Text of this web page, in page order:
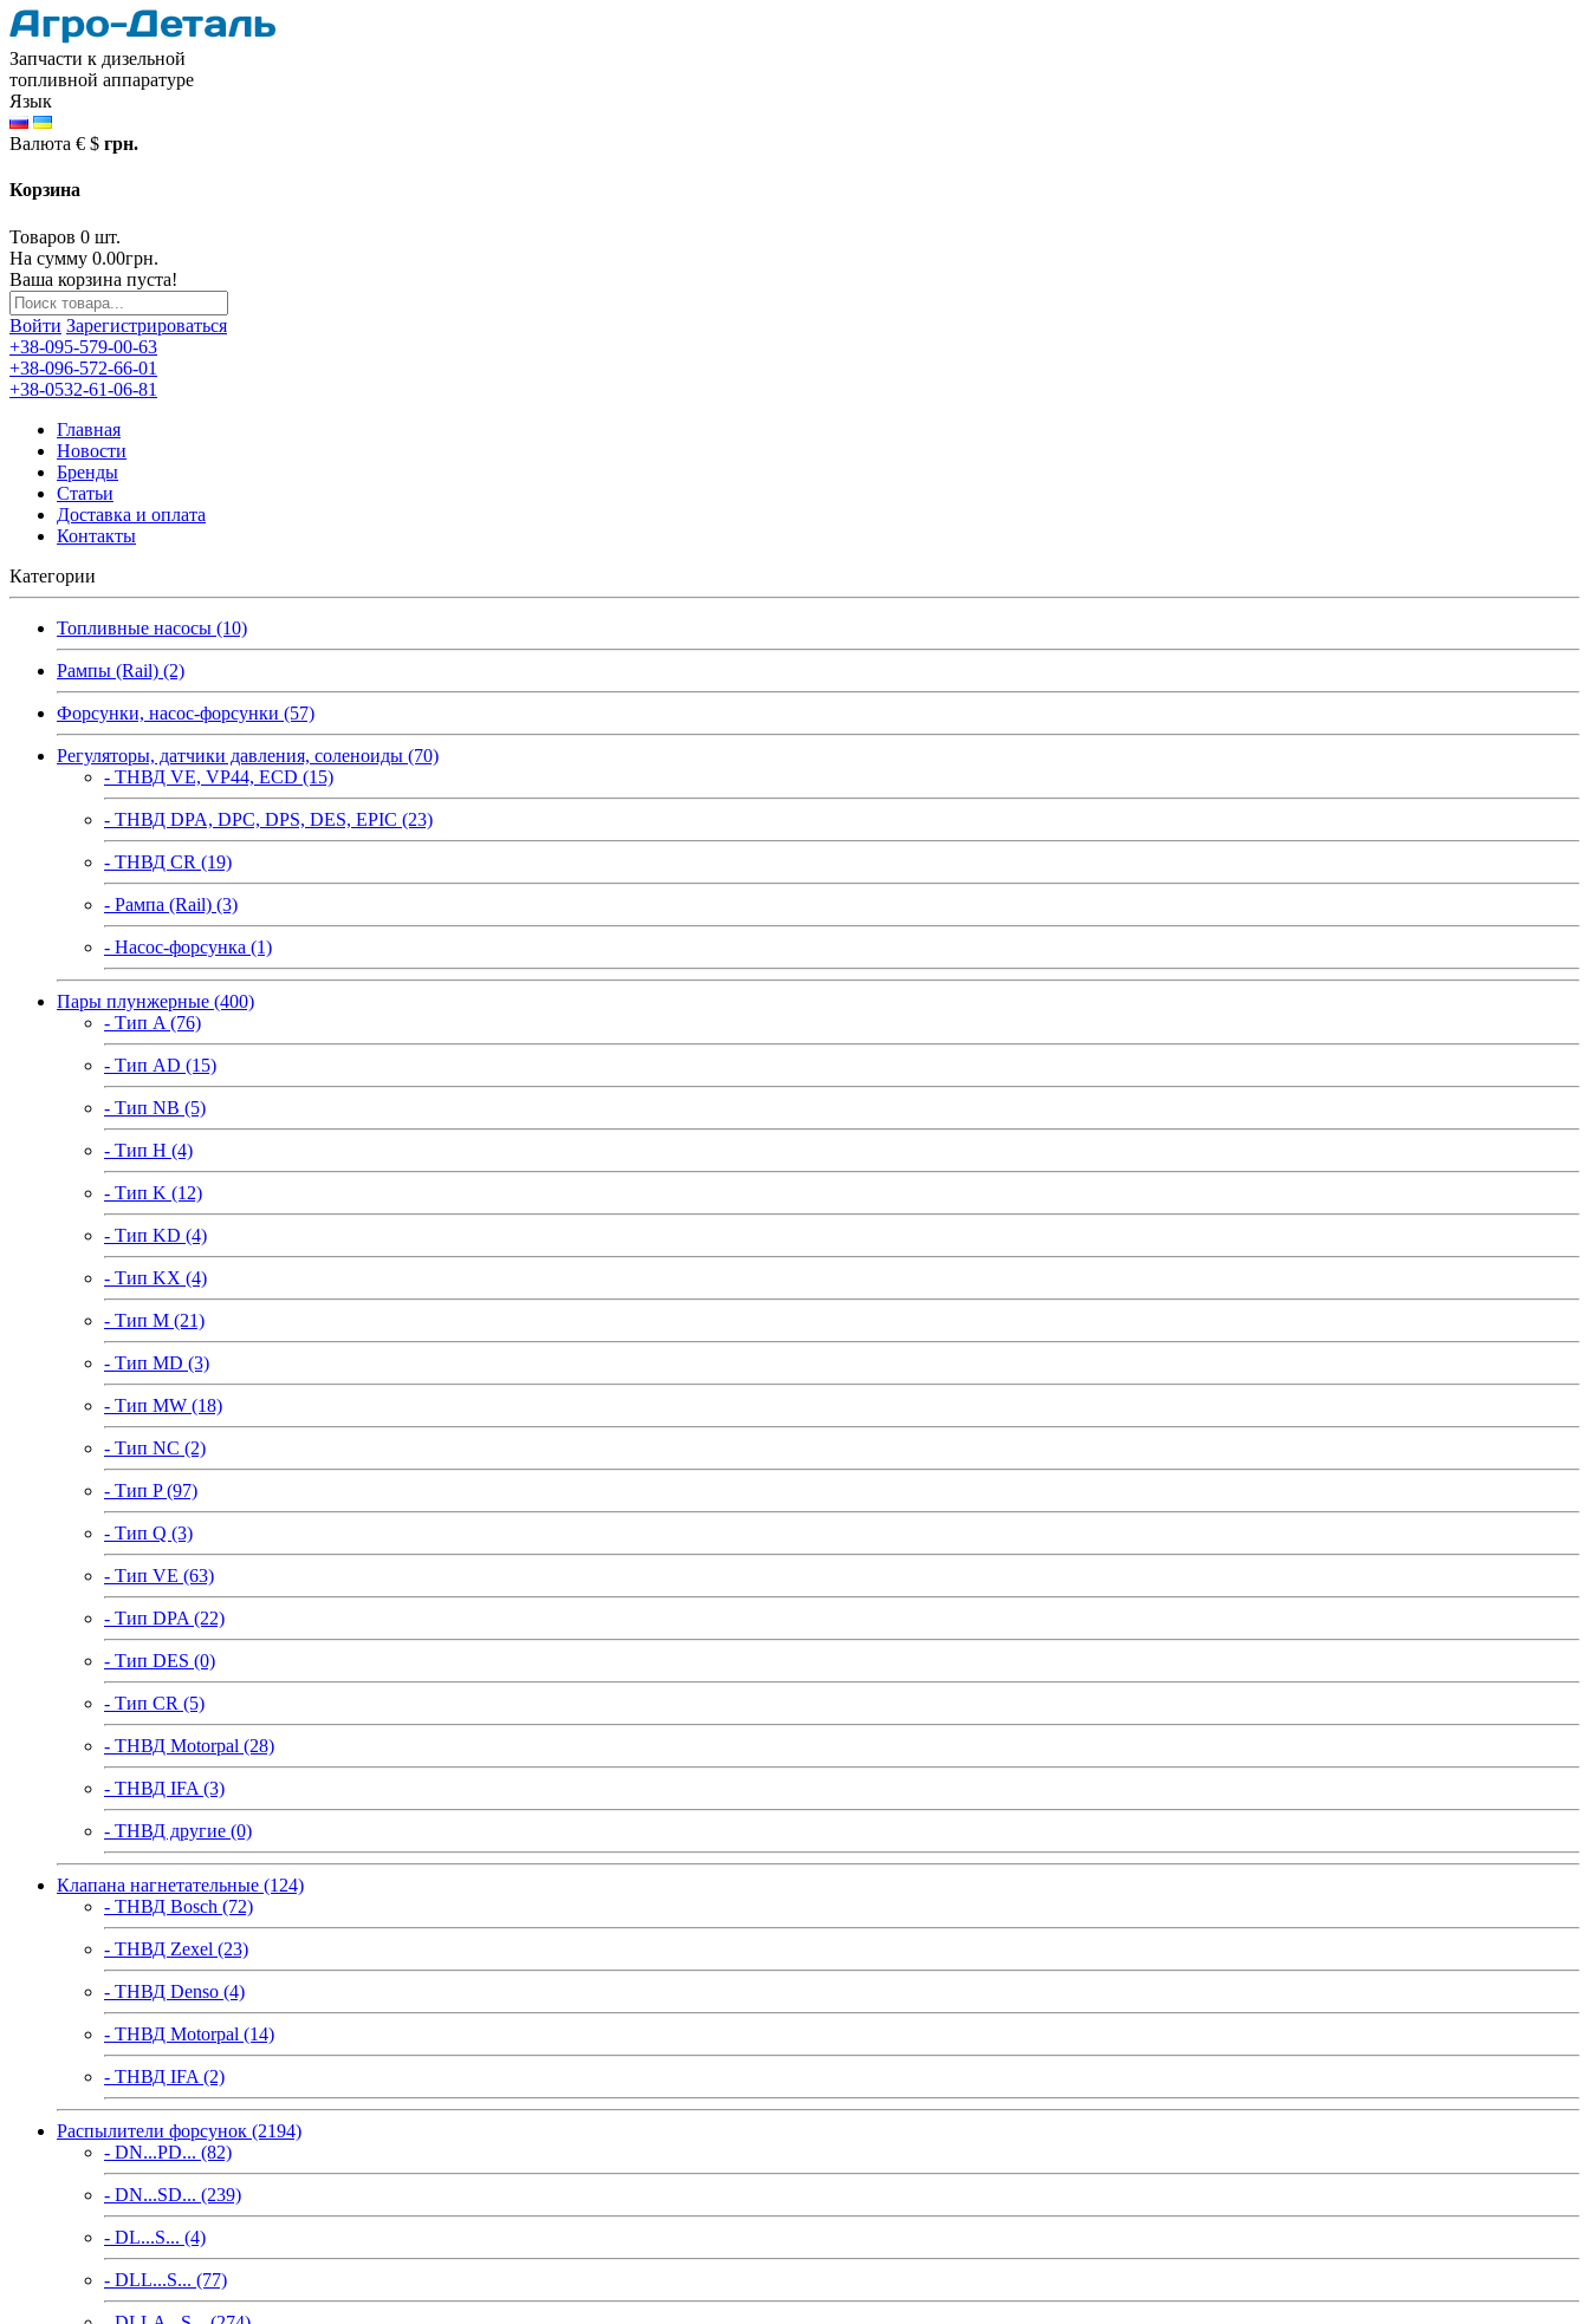
Запчасти к дизельной
топливной аппаратуре
Язык
Валюта € $ грн.
Корзина
Товаров 0 шт.
На сумму 0.00грн.
Ваша корзина пуста!
Войти Зарегистрироваться
+38-095-579-00-63
+38-096-572-66-01
+38-0532-61-06-81
Главная
Новости
Бренды
Статьи
Доставка и оплата
Контакты
Категории
Топливные насосы (10)
Рампы (Rail) (2)
Форсунки, насос-форсунки (57)
Регуляторы, датчики давления, соленоиды (70)
- ТНВД VE, VP44, ECD (15)
- ТНВД DPA, DPC, DPS, DES, EPIC (23)
- ТНВД CR (19)
- Рампа (Rail) (3)
- Насос-форсунка (1)
Пары плунжерные (400)
- Тип A (76)
- Тип AD (15)
- Тип NB (5)
- Тип H (4)
- Тип K (12)
- Тип KD (4)
- Тип KX (4)
- Тип M (21)
- Тип MD (3)
- Тип MW (18)
- Тип NC (2)
- Тип P (97)
- Тип Q (3)
- Тип VE (63)
- Тип DPA (22)
- Тип DES (0)
- Тип CR (5)
- ТНВД Motorpal (28)
- ТНВД IFA (3)
- ТНВД другие (0)
Клапана нагнетательные (124)
- ТНВД Bosch (72)
- ТНВД Zexel (23)
- ТНВД Denso (4)
- ТНВД Motorpal (14)
- ТНВД IFA (2)
Распылители форсунок (2194)
- DN...PD... (82)
- DN...SD... (239)
- DL...S... (4)
- DLL...S... (77)